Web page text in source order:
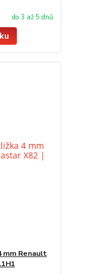
do 3 až 5 dnů
mm Renault